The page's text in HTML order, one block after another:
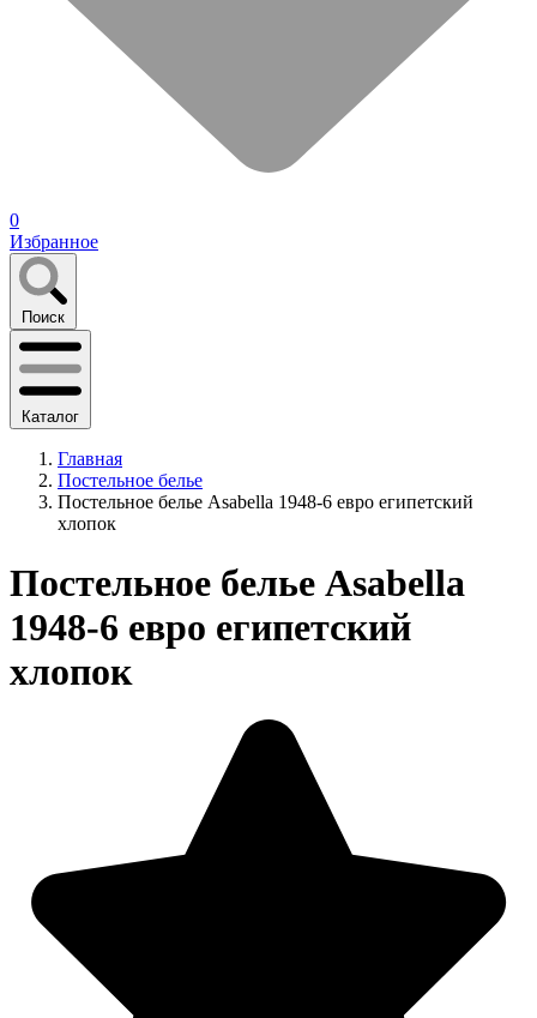
0
Избранное
Поиск
Каталог
Главная
Постельное белье
Постельное белье Asabella 1948-6 евро египетский
хлопок
Постельное белье Asabella
1948-6 евро египетский
хлопок